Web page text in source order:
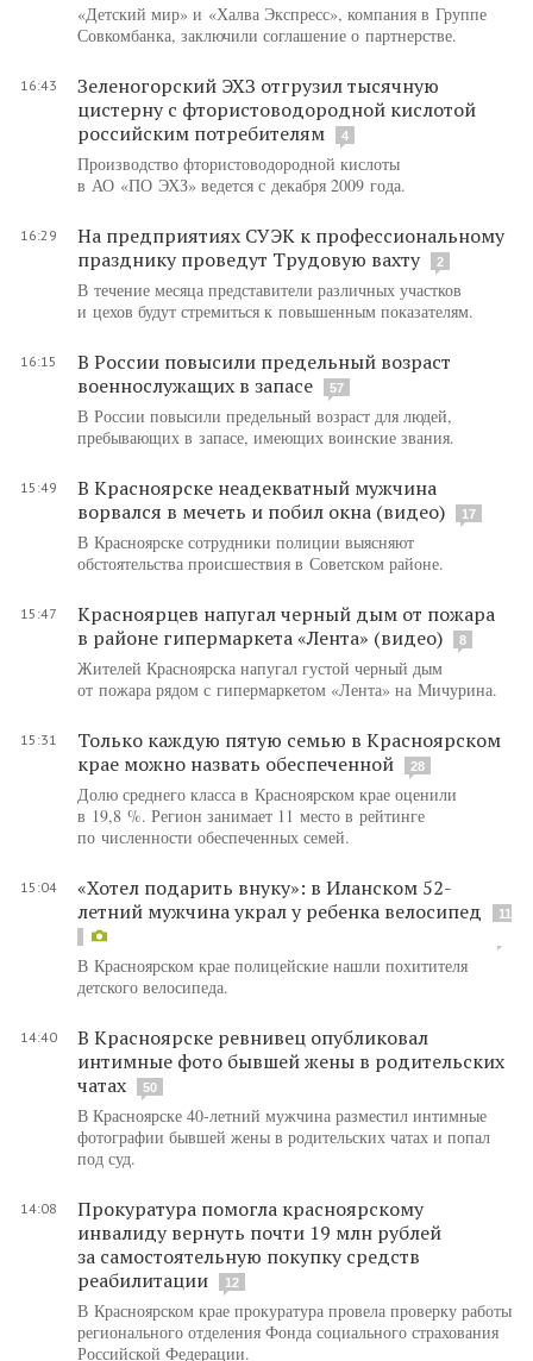
«Детский мир» и «Халва Экспресс», компания в Группе
Совкомбанка, заключили соглашение о партнерстве.
16:43
Зеленогорский ЭХЗ отгрузил тысячную
цистерну с фтористоводородной кислотой
российским потребителям
4
Производство фтористоводородной кислоты
в АО «ПО ЭХЗ» ведется с декабря 2009 года.
16:29
На предприятиях СУЭК к профессиональному
празднику проведут Трудовую вахту
2
В течение месяца представители различных участков
и цехов будут стремиться к повышенным показателям.
16:15
В России повысили предельный возраст
военнослужащих в запасе
57
В России повысили предельный возраст для людей,
пребывающих в запасе, имеющих воинские звания.
15:49
В Красноярске неадекватный мужчина
ворвался в мечеть и побил окна (видео)
17
В Красноярске сотрудники полиции выясняют
обстоятельства происшествия в Советском районе.
15:47
Красноярцев напугал черный дым от пожара
в районе гипермаркета «Лента» (видео)
8
Жителей Красноярска напугал густой черный дым
от пожара рядом с гипермаркетом «Лента» на Мичурина.
15:31
Только каждую пятую семью в Красноярском
крае можно назвать обеспеченной
28
Долю среднего класса в Красноярском крае оценили
в 19,8 %. Регион занимает 11 место в рейтинге
по численности обеспеченных семей.
15:04
«Хотел подарить внуку»: в Иланском 52-
летний мужчина украл у ребенка велосипед
11
В Красноярском крае полицейские нашли похитителя
детского велосипеда.
14:40
В Красноярске ревнивец опубликовал
интимные фото бывшей жены в родительских
чатах
50
В Красноярске 40-летний мужчина разместил интимные
фотографии бывшей жены в родительских чатах и попал
под суд.
14:08
Прокуратура помогла красноярскому
инвалиду вернуть почти 19 млн рублей
за самостоятельную покупку средств
реабилитации
12
В Красноярском крае прокуратура провела проверку работы
регионального отделения Фонда социального страхования
Российской Федерации.